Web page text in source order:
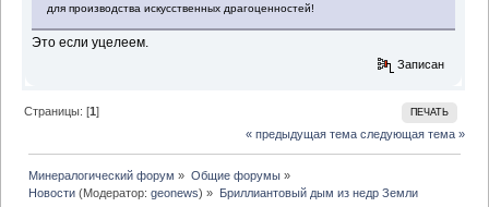
для производства искусственных драгоценностей!
Это если уцелеем.
Записан
ПЕЧАТЬ
Страницы: [1]
« предыдущая тема следующая тема »
Минералогический форум » Общие форумы»
Новости (Модератор:geonews) » Бриллиантовый дым из недр Земли